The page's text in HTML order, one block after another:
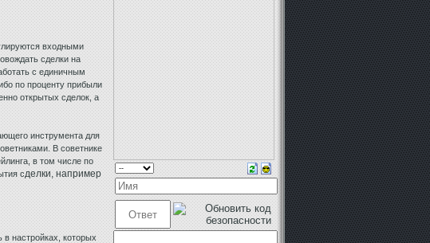
входными
сделки на
с единичным
по проценту прибыли
открытых сделок, а
инструмента для
В советнике
в том числе по
сделки, например
настройках, которых